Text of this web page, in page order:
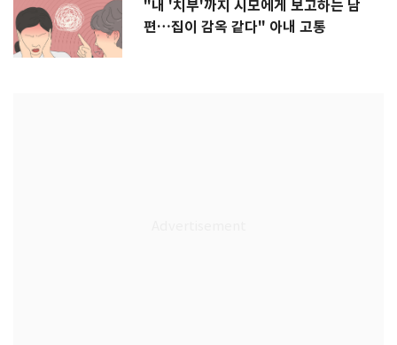
"내 '치부'까지 시모에게 보고하는 남
편…집이 감옥 같다" 아내 고통